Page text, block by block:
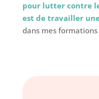
pour lutter contre
est de travailler
dans mes formations